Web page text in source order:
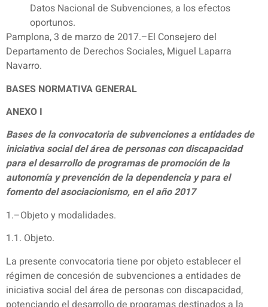
Datos Nacional de Subvenciones, a los efectos
oportunos.
Pamplona, 3 de marzo de 2017.–El Consejero del
Departamento de Derechos Sociales, Miguel Laparra
Navarro.
BASES NORMATIVA GENERAL
ANEXO I
Bases de la convocatoria de subvenciones a entidades de
iniciativa social del área de personas con discapacidad
para el desarrollo de programas de promoción de la
autonomía y prevención de la dependencia y para el
fomento del asociacionismo, en el año 2017
1.–Objeto y modalidades.
1.1. Objeto.
La presente convocatoria tiene por objeto establecer el
régimen de concesión de subvenciones a entidades de
iniciativa social del área de personas con discapacidad,